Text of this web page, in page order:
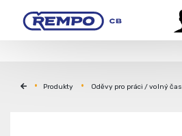
Produkty Oděvy pro práci / volný čas